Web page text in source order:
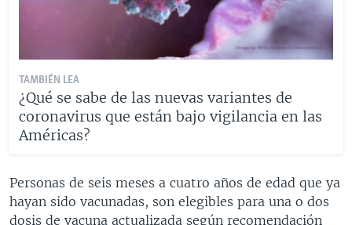
TAMBIÉN LEA
¿Qué se sabe de las nuevas variantes de
coronavirus que están bajo vigilancia en las
Américas?
Personas de seis meses a cuatro años de edad que ya
hayan sido vacunadas, son elegibles para una o dos
dosis de vacuna actualizada según recomendación